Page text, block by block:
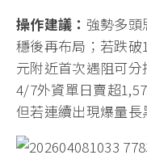
操作建議： 強勢多
穩後再布局；若跌
元附近首次遇阻可分
4/7外資單日賣超
但若連續出現爆量長